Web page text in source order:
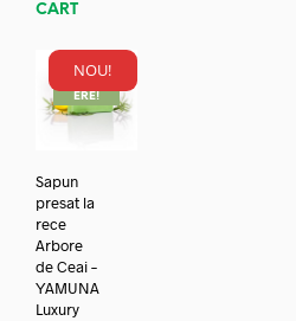
CART
NOU!
REDUC
ERE!
Sapun
presat la
rece
Arbore
de Ceai –
YAMUNA
Luxury